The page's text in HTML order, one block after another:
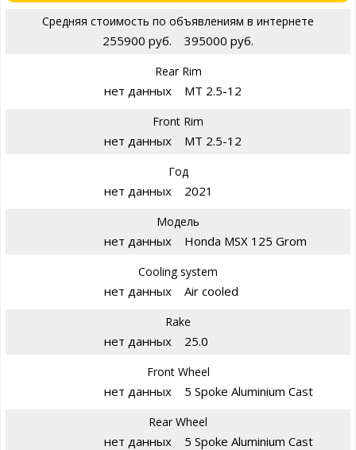
Средняя стоимость по объявлениям в интернете
255900 руб. 395000 руб.
Rear Rim
нет данных MT 2.5-12
Front Rim
нет данных MT 2.5-12
Год
нет данных 2021
Модель
нет данных Honda MSX 125 Grom
Cooling system
нет данных Air cooled
Rake
нет данных 25.0
Front Wheel
нет данных 5 Spoke Aluminium Cast
Rear Wheel
нет данных 5 Spoke Aluminium Cast